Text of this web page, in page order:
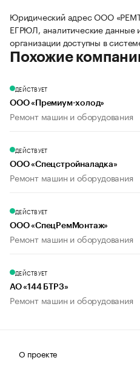
Юридический адрес ООО
ЕГРЮЛ, аналитические данные
организации доступны в
Похожие
ДЕЙСТВУЕТ
ООО «Премиум-холод»
Ремонт машин и оборудования
ДЕЙСТВУЕТ
ООО «Спецстройналадка»
Ремонт машин и оборудования
ДЕЙСТВУЕТ
ООО «СпецРемМонтаж»
Ремонт машин и оборудования
ДЕЙСТВУЕТ
АО «144 БТРЗ»
Ремонт машин и оборудования
О проекте